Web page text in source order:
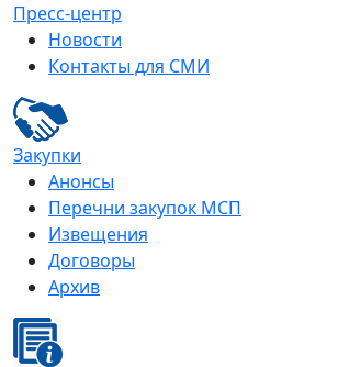
Пресс-центр
Новости
Контакты для СМИ
Закупки
Анонсы
Перечни закупок МСП
Извещения
Договоры
Архив